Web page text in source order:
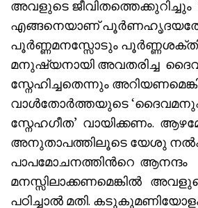
അവളുടെ
എങ്ങനെയാണ്
പൂർണ്ണമനസ്സോടും
മനുഷ്യനായി അവതരിച്ച
സ്നേഹിച്ചതെന്നും
വാൾതോർത്തയുടെ
സ്നേഹഗീത’ വായിക്കണം.
അനുതാപത്തിലൂടെ യേശു
പാപമോചനത്തിൻറെ ആനന്ദം
മനസ്സിലാക്കണമെങ്കിൽ
പഠിച്ചാൽ മതി.